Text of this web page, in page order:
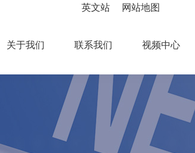
网站地图
英文站
关于我们 联系我们 视频中心